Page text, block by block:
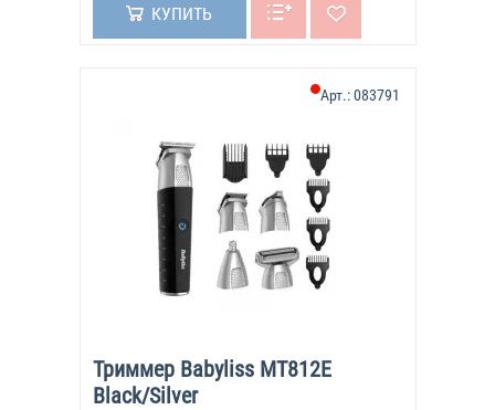
КУПИТЬ
Триммер Babyliss MT812E
Black/Silver
Арт.:083791